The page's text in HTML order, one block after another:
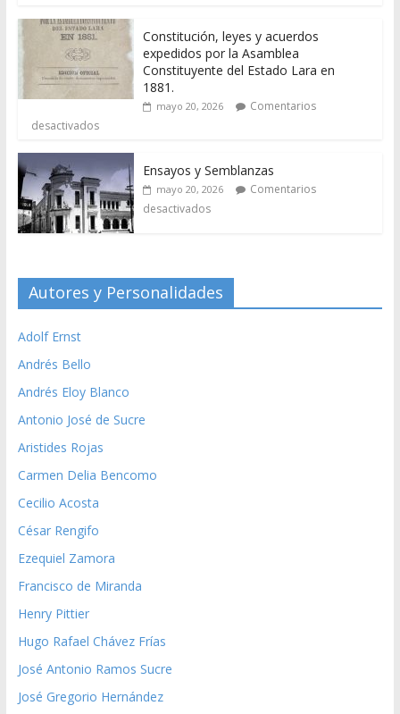
Constitución, leyes y acuerdos
expedidos por la Asamblea
Constituyente del Estado Lara en
1881.
mayo 20, 2026
Comentarios
desactivados
Ensayos y Semblanzas
mayo 20, 2026
Comentarios
desactivados
Autores y Personalidades
Adolf Ernst
Andrés Bello
Andrés Eloy Blanco
Antonio José de Sucre
Aristides Rojas
Carmen Delia Bencomo
Cecilio Acosta
César Rengifo
Ezequiel Zamora
Francisco de Miranda
Henry Pittier
Hugo Rafael Chávez Frías
José Antonio Ramos Sucre
José Gregorio Hernández